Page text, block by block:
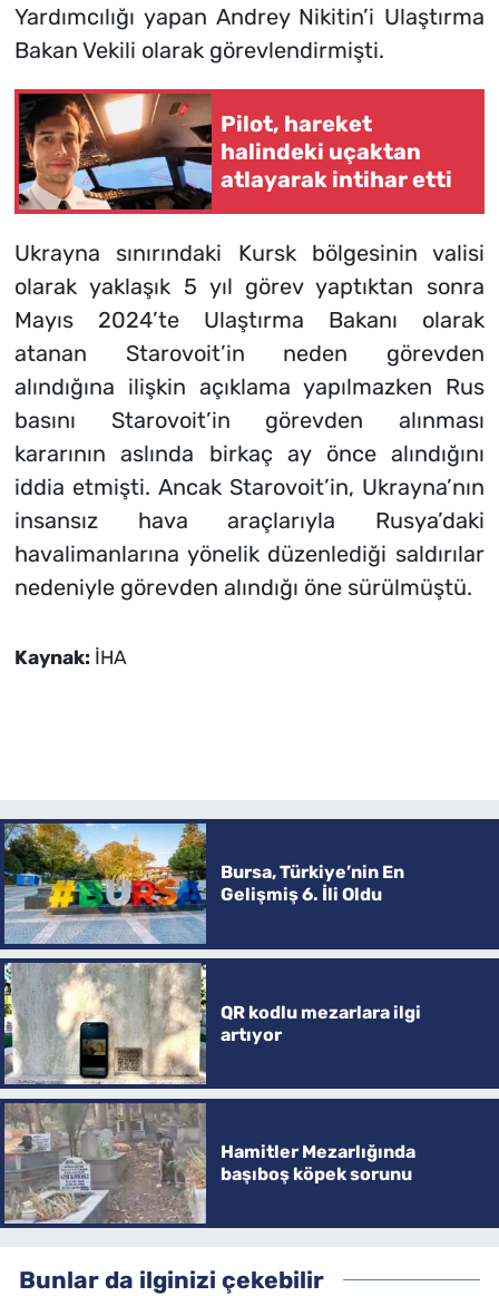
Yardımcılığı yapan Andrey Nikitin’i Ulaştırma
Bakan Vekili olarak görevlendirmişti.
Pilot, hareket
halindeki uçaktan
atlayarak intihar etti
Ukrayna sınırındaki Kursk bölgesinin valisi
olarak yaklaşık 5 yıl görev yaptıktan sonra
Mayıs 2024’te Ulaştırma Bakanı olarak
atanan Starovoit’in neden görevden
alındığına ilişkin açıklama yapılmazken Rus
basını Starovoit’in görevden alınması
kararının aslında birkaç ay önce alındığını
iddia etmişti. Ancak Starovoit’in, Ukrayna’nın
insansız hava araçlarıyla Rusya’daki
havalimanlarına yönelik düzenlediği saldırılar
nedeniyle görevden alındığı öne sürülmüştü.
Kaynak: İHA
Bursa, Türkiye’nin En
Gelişmiş 6. İli Oldu
QR kodlu mezarlara ilgi
artıyor
Hamitler Mezarlığında
başıboş köpek sorunu
Bunlar da ilginizi çekebilir